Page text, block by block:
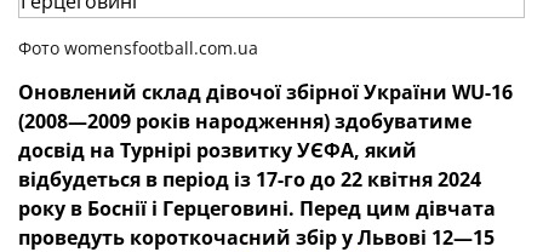
Фото womensfootball.com.ua
Оновлений склад дівочої збірної України WU-16
(2008—2009 років народження) здобуватиме
досвід на Турнірі розвитку УЄФА, який
відбудеться в період із 17-го до 22 квітня 2024
року в Боснії і Герцеговині. Перед цим дівчата
проведуть короткочасний збір у Львові 12—15